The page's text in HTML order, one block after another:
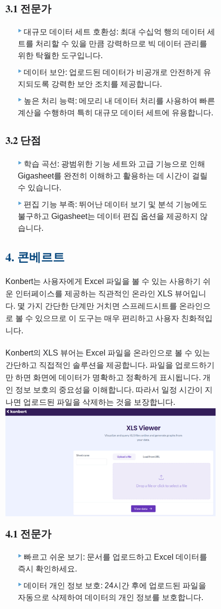
3.1 전문가
대규모 데이터 세트 호환성: 최대 수십억 행의 데이터 세
트를 처리할 수 있을 만큼 강력하므로 빅 데이터 관리를
위한 탁월한 도구입니다.
데이터 보안: 업로드된 데이터가 비공개로 안전하게 유
지되도록 강력한 보안 조치를 제공합니다.
높은 처리 능력: 메모리 내 데이터 처리를 사용하여 빠른
계산을 수행하며 특히 대규모 데이터 세트에 유용합니다.
3.2 단점
학습 곡선: 광범위한 기능 세트와 고급 기능으로 인해
Gigasheet를 완전히 이해하고 활용하는 데 시간이 걸릴
수 있습니다.
편집 기능 부족: 뛰어난 데이터 보기 및 분석 기능에도
불구하고 Gigasheet는 데이터 편집 옵션을 제공하지 않
습니다.
4. 콘베르트
Konbert는 사용자에게 Excel 파일을 볼 수 있는 사용하기 쉬
운 인터페이스를 제공하는 직관적인 온라인 XLS 뷰어입니
다. 몇 가지 간단한 단계만 거치면 스프레드시트를 온라인으
로 볼 수 있으므로 이 도구는 매우 편리하고 사용자 친화적입
니다.
Konbert의 XLS 뷰어는 Excel 파일을 온라인으로 볼 수 있는
간단하고 직접적인 솔루션을 제공합니다. 파일을 업로드하기
만 하면 화면에 데이터가 명확하고 정확하게 표시됩니다. 개
인 정보 보호의 중요성을 이해합니다. 따라서 일정 시간이 지
나면 업로드된 파일을 삭제하는 것을 보장합니다.
4.1 전문가
빠르고 쉬운 보기: 문서를 업로드하고 Excel 데이터를
즉시 확인하세요.
데이터 개인 정보 보호: 24시간 후에 업로드된 파일을
자동으로 삭제하여 데이터의 개인 정보를 보호합니다.